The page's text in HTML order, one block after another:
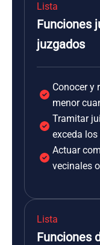
Lista
Funciones
juzgados
Conocer y
menor
Tramitar
exceda
Actuar
vecinales
Lista
Funciones